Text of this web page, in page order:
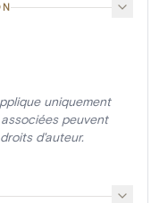
uniquement
peuvent
d'auteur.